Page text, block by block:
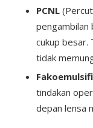
PCNL
pengambilan
cukup besar.
tidak
tindakan
depan lensa